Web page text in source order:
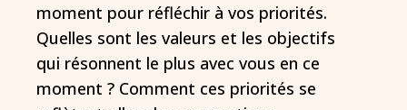
moment pour réfléchir à vos priorités.
Quelles sont les valeurs et les objectifs
qui résonnent le plus avec vous en ce
moment ? Comment ces priorités se